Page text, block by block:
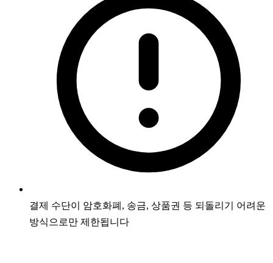
결제 수단이 암호화폐, 송금, 상품권 등 되돌리기 어려운
방식으로만 제한됩니다